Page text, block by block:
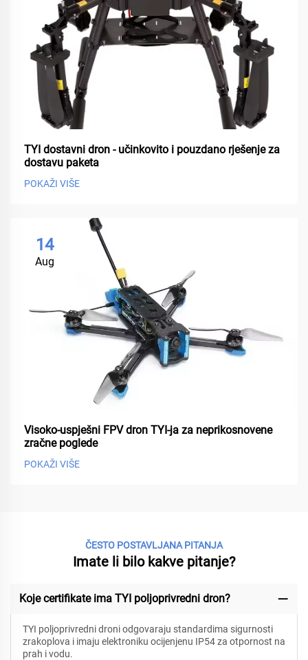
TYI dostavni dron - učinkovito i pouzdano rješenje za
dostavu paketa
POKAŽI VIŠE
14
Aug
Visoko-uspješni FPV dron TYI-ja za neprikosnovene
zračne poglede
POKAŽI VIŠE
ČESTO POSTAVLJANA PITANJA
Imate li bilo kakve pitanje?
Koje certifikate ima TYI poljoprivredni dron?
TYI poljoprivredni droni odgovaraju standardima sigurnosti
zrakoplova i imaju elektroniku ocijenjenu IP54 za otpornost na
prah i vodu.